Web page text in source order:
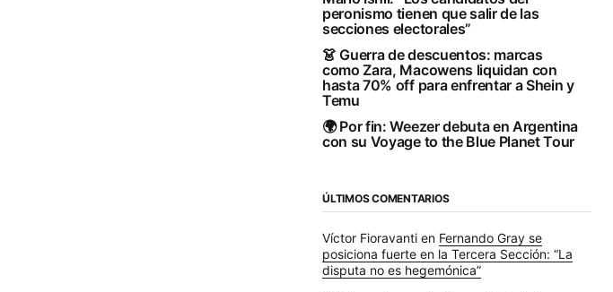
peronismo tienen que salir de las
secciones electorales”
👗 Guerra de descuentos: marcas
como Zara, Macowens liquidan con
hasta 70% off para enfrentar a Shein y
Temu
🌍 Por fin: Weezer debuta en Argentina
con su Voyage to the Blue Planet Tour
ÚLTIMOS COMENTARIOS
Víctor Fioravanti en Fernando Gray se
posiciona fuerte en la Tercera Sección: “La
disputa no es hegemónica”